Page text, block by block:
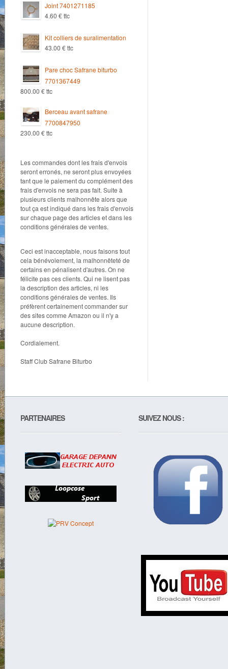
Joint 7401271185
4.60 €ttc
Kit colliers de suralimentation
43.00 €ttc
Pare choc Safrane biturbo
7701367449
800.00 €ttc
Berceau avant safrane
7700847950
230.00 €ttc
Les commandes dont les frais d'envois
seront erronés, ne seront plus envoyées
tant que le paiement du complément des
frais d'envois ne sera pas fait. Suite à
plusieurs clients malhonnête alors que
tout ça est indiqué dans les frais d'envois
sur chaque page des articles et dans les
conditions générales de ventes.
Ceci est inacceptable, nous faisons tout
cela bénévolement, la malhonnêteté de
certains en pénalisent d'autres. On ne
félicite pas ces clients. Qui ne lisent pas
la description des articles, ni les
conditions générales de ventes. Ils
préfèrent certainement commander sur
des sites comme Amazon ou il n'y a
aucune description.
Cordialement.
Staff Club Safrane Biturbo
PARTENAIRES SUIVEZ NOUS :